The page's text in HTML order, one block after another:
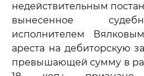
недействительным
вынесенное
исполнителем
ареста на дебиторскую
превышающей сумму в